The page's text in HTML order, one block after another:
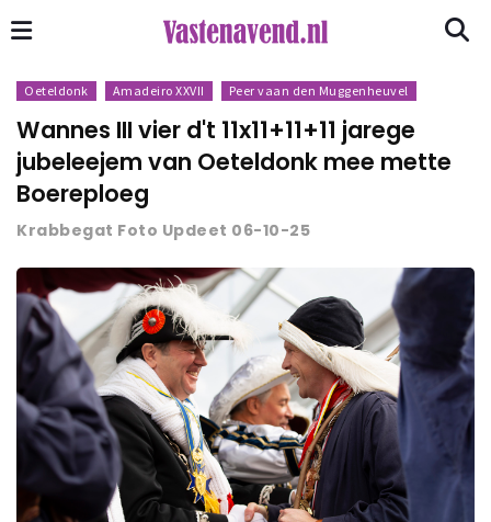
Oeteldonk Amadeiro XXVII Peer vaan den Muggenheuvel
Wannes III vier d't 11x11+11+11 jarege
jubeleejem van Oeteldonk mee mette
Boereploeg
Krabbegat Foto Updeet 06-10-25